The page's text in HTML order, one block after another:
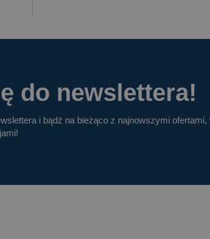
do newslettera!
i bądź na bieżąco z najnowszymi